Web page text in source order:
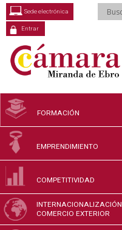
Saltar
contenido
Entrar
Sede electrónica
FORMACIÓN
EMPRENDIMIENTO
COMPETITIVIDAD
INTERNACIONALIZACIÓN
COMERCIO EXTERIOR